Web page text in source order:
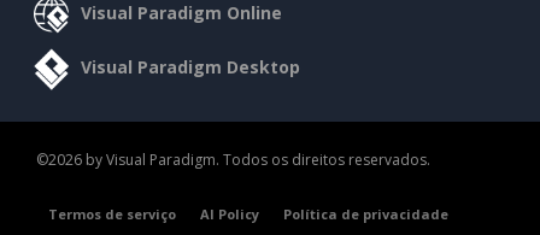
Visual Paradigm Online
Visual Paradigm Desktop
©2026 by Visual Paradigm. Todos os direitos reservados.
Termos de serviço AI Policy Política de privacidade